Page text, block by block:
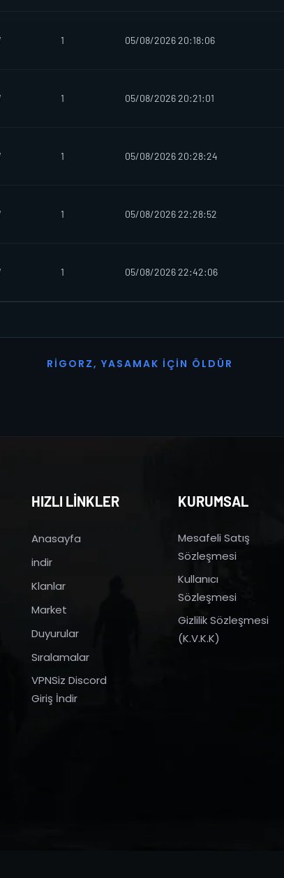
1 05/08/2026 20:18:06
1 05/08/2026 20:21:01
1 05/08/2026 20:28:24
1 05/08/2026 22:28:52
1 05/08/2026 22:42:06
R I G O R Z, YASAMAK İ ÇI N Ö L D Ü R
HIZLI LİNKLER
Anasayfa
indir
Klanlar
Market
Duyurular
Sıralamalar
VPNSiz Discord
Giriş İndir
KURUMSAL
Mesafeli Satış
Sözleşmesi
Kullanıcı
Sözleşmesi
Gizlilik Sözleşmesi
(K.V.K.K)